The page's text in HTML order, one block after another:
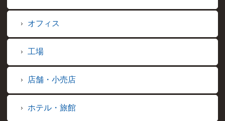
オフィス
工場
店舗・小売店
ホテル・旅館